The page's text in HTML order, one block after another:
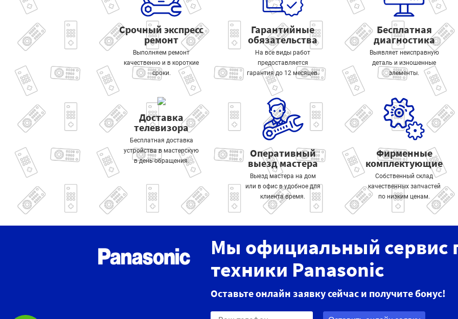
Срочный экспресс
ремонт
Выполняем ремонт
качественно и в короткие
сроки.
Гарантийные
обязательства
На все виды работ
предоставляется
гарантия до 12 месяцев.
Бесплатная
диагностика
Выявляет неисправную
деталь и изношенные
элементы.
Доставка
телевизора
Бесплатная доставка
устройства в мастерскую
в день обращения.
Оперативный
выезд мастера
Выезд мастера на дом
или в офис в удобное для
клиента время.
Фирменные
комплектующие
Собственный склад
качественных запчастей
по низким ценам.
Мы официальный сервис
техники Panasonic
Оставьте онлайн заявку сейчас и получите бонус!